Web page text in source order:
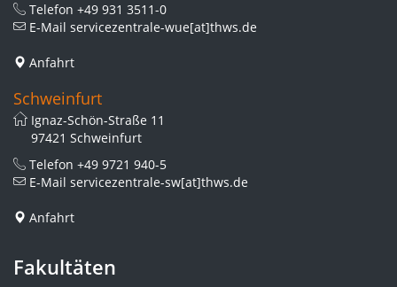
Telefon +49 931 3511-0
E-Mail servicezentrale-wue[at]thws.de
Anfahrt
Schweinfurt
Ignaz-Schön-Straße 11
97421 Schweinfurt
Telefon +49 9721 940-5
E-Mail servicezentrale-sw[at]thws.de
Anfahrt
Fakultäten